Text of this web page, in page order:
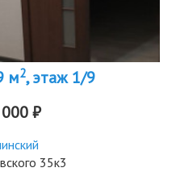
м2, этаж 1/9
₽
35к3